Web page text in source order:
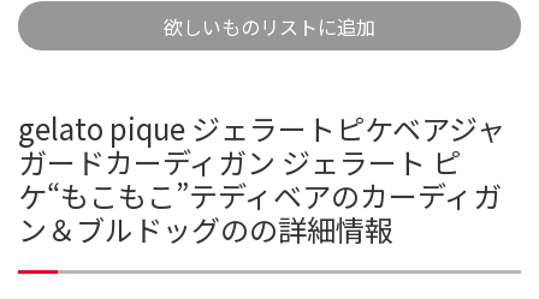
欲しいものリストに追加
gelato pique ジェラートピケベアジャ
ガードカーディガン ジェラート ピ
ケ“もこもこ”テディベアのカーディガ
ン＆ブルドッグのの詳細情報